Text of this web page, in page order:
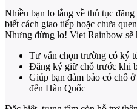
Nhiều bạn lo lắng về thủ tục
biết cách giao tiếp hoặc chưa
Nhưng đừng lo! Viet Rainbow sẽ
Tư vấn chọn trường có ký
Đăng ký giữ chỗ trước khi
Giúp bạn đảm bảo có chỗ
đến Hàn Quốc